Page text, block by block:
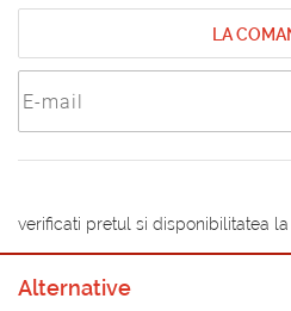
LA
verificati pretul si disponibilitatea
Alternative